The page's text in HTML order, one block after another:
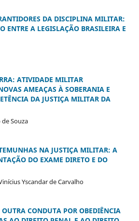
DA DISCIPLINA MILITAR:
ENTRE A LEGISLAÇÃO BRASILEIRA E
ATIVIDADE MILITAR
AMEAÇAS À SOBERANIA E
DA JUSTIÇA MILITAR DA
Souza
NA JUSTIÇA MILITAR: A
DO EXAME DIRETO E DO
Yscandar de Carvalho
CONDUTA POR OBEDIÊNCIA